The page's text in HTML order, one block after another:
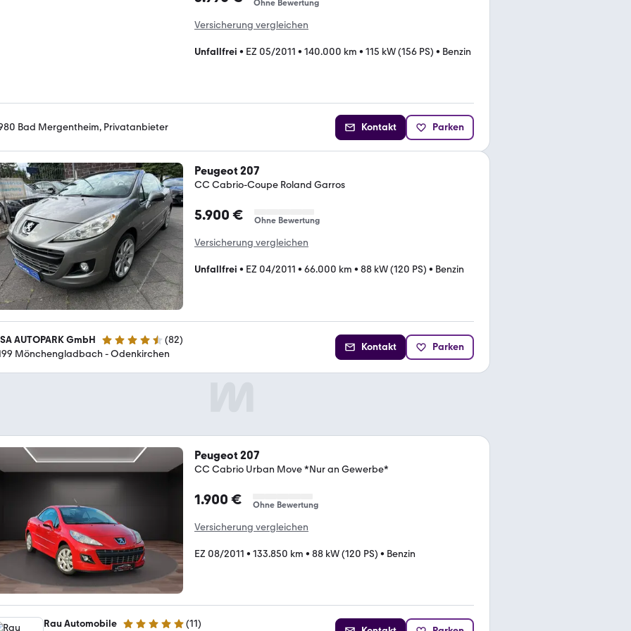
Ohne Bewertung
Versicherung vergleichen
Unfallfrei • EZ 05/2011 • 140.000 km • 115 kW (156 PS) • Benzin
Bad Mergentheim, Privatanbieter Kontakt Parken
Peugeot 207
CC Cabrio-Coupe Roland Garros
5.900 € Ohne Bewertung
Versicherung vergleichen
Unfallfrei • EZ 04/2011 • 66.000 km • 88 kW (120 PS) • Benzin
AUTOPARK GmbH 4.6 Sterne (82)
Mönchengladbach - Odenkirchen
Kontakt Parken
Peugeot 207
CC Cabrio Urban Move *Nur an Gewerbe*
1.900 € Ohne Bewertung
Versicherung vergleichen
EZ 08/2011 • 133.850 km • 88 kW (120 PS) • Benzin
Rau Automobile (11)